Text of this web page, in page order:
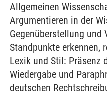
Allgemeinen
Argumentieren in der
Gegenüberstellung und
Standpunkte erkennen,
Lexik und Stil: Präsenz
Wiedergabe und
deutschen